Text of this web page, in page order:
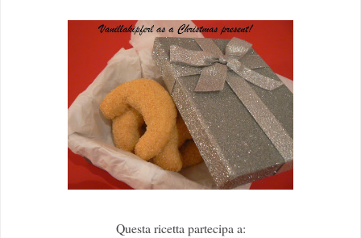
Questa ricetta partecipa a: